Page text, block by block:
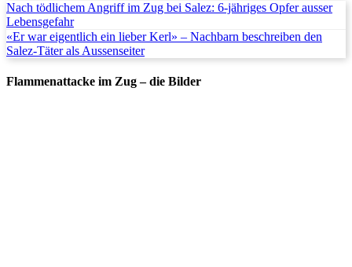
Nach tödlichem Angriff im Zug bei Salez: 6-jähriges Opfer ausser
Lebensgefahr
«Er war eigentlich ein lieber Kerl» – Nachbarn beschreiben den
Salez-Täter als Aussenseiter
Flammenattacke im Zug – die Bilder